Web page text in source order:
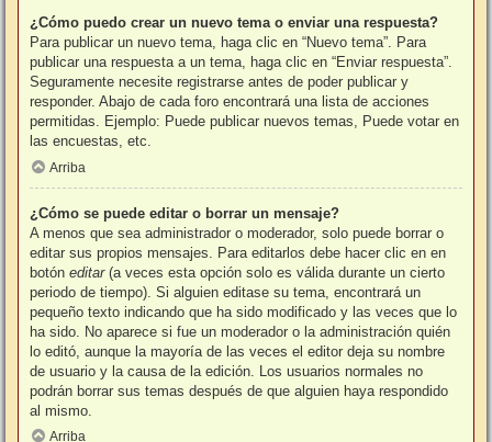
¿Cómo puedo crear un nuevo tema o enviar una respuesta?
Para publicar un nuevo tema, haga clic en “Nuevo tema”. Para
publicar una respuesta a un tema, haga clic en “Enviar respuesta”.
Seguramente necesite registrarse antes de poder publicar y
responder. Abajo de cada foro encontrará una lista de acciones
permitidas. Ejemplo: Puede publicar nuevos temas, Puede votar en
las encuestas, etc.
Arriba
¿Cómo se puede editar o borrar un mensaje?
A menos que sea administrador o moderador, solo puede borrar o
editar sus propios mensajes. Para editarlos debe hacer clic en en
botón editar(a veces esta opción solo es válida durante un cierto
periodo de tiempo). Si alguien editase su tema, encontrará un
pequeño texto indicando que ha sido modificado y las veces que lo
ha sido. No aparece si fue un moderador o la administración quién
lo editó, aunque la mayoría de las veces el editor deja su nombre
de usuario y la causa de la edición. Los usuarios normales no
podrán borrar sus temas después de que alguien haya respondido
al mismo.
Arriba